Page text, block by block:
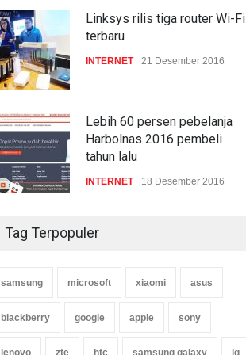
Linksys rilis tiga router Wi-Fi
terbaru
INTERNET 21 Desember 2016
Lebih 60 persen pebelanja
Harbolnas 2016 pembeli
tahun lalu
INTERNET 18 Desember 2016
Tag Terpopuler
samsung microsoft xiaomi asus
blackberry google apple sony
lenovo zte htc samsung galaxy lg